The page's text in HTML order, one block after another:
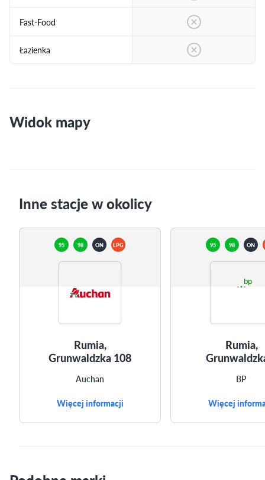
Fast-Food
Łazienka
Widok mapy
Inne stacje w okolicy
95 98 ON LPG
Rumia,
Grunwaldzka 108
Auchan
Więcej informacji
95 98 ON
Rumia,
BP
Więcej